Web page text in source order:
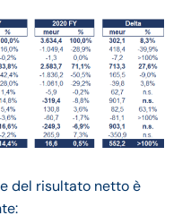
del risultato netto è